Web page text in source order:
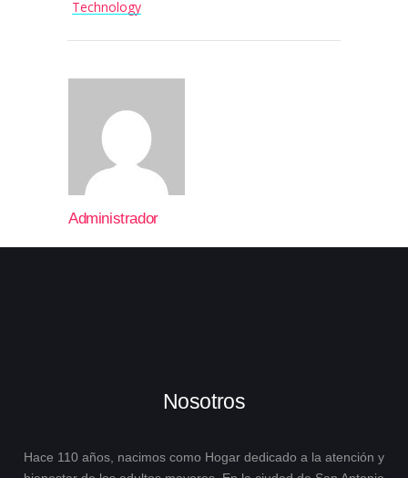
Technology
Administrador
Nosotros
Hace 110 años, nacimos como Hogar dedicado a la atención y